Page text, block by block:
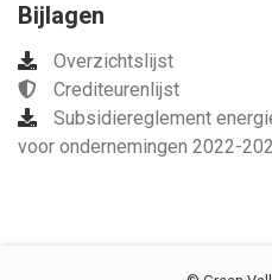
Bijlagen
Overzichtslijst
Crediteurenlijst
Subsidiereglement
voor ondernemingen 2022-